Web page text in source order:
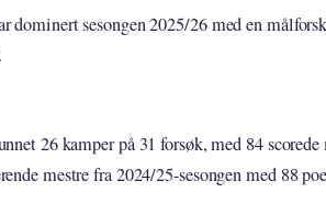
dominert sesongen 2025/26 med en
26 kamper på 31 forsøk, med 84
mestre fra 2024/25-sesongen med 88